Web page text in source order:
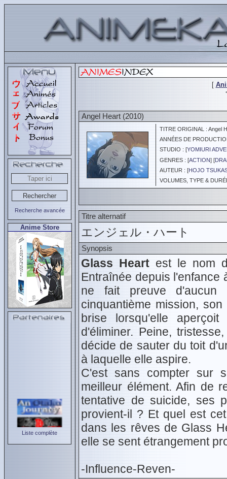
Recherche avancée
Anime Store
Liste complète
[
Angel Heart (2010)
TITRE ORIGINAL : Angel
ANNÉES DE
STUDIO : [YOMIURI
GENRES : [ACTION] [
AUTEUR : [HOJO
VOLUMES, TYPE &
Titre alternatif
エンジェル・ハート
Synopsis
Glass Heart est le nom
Entraînée depuis l'enfance
ne fait preuve d'aucun
cinquantième mission,
brise lorsqu'elle
d'éliminer. Peine,
décide de sauter du toit
à laquelle elle aspire.
C'est sans compter sur
meilleur élément. Afin de
tentative de suicide, ses
provient-il ? Et quel est
dans les rêves de Glass
elle se sent étrangement
-Influence-Reven-